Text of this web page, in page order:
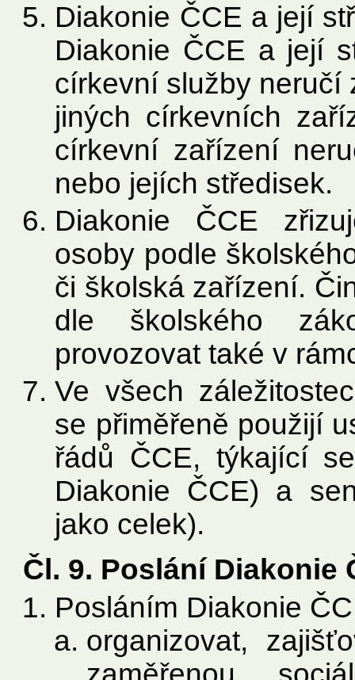
Diakonie ČCE a její
Diakonie ČCE a její
církevní služby neručí
jiných církevních
církevní zařízení
nebo jejích středisek.
Diakonie ČCE
osoby podle
či školská zařízení.
dle školského
provozovat také v
Ve všech
se přiměřeně použijí
řádů ČCE, týkající
Diakonie ČCE) a
jako celek).
Čl. 9. Poslání Diakonie
Posláním Diakonie
organizovat,